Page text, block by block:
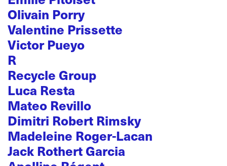
Olivain Porry
Valentine Prissette
Victor Pueyo
R
Recycle Group
Luca Resta
Mateo Revillo
Dimitri Robert Rimsky
Madeleine Roger-Lacan
Jack Rothert Garcia